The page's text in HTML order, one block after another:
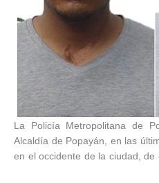
La Policía Metropolitana de
Alcaldía de Popayán, en las
en el occidente de la ciudad,